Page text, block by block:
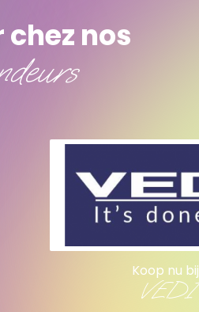
nos
Koop nu bij
VEDI